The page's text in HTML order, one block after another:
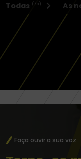
Todas (75) As
Faça ouvir a sua voz